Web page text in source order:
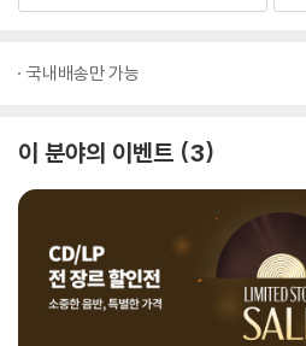
국내배송만 가능
이 분야의 이벤트 3